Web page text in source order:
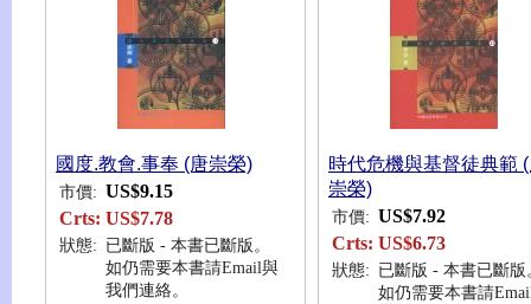
國度.教會.事奉 (唐崇榮)
市價: US$9.15
Crts: US$7.78
狀態: 已斷版 - 本書已斷版。
如仍需要本書請Email與
我們連絡。
時代危機與基督徒典範
崇榮)
市價: US$7.92
Crts: US$6.73
狀態: 已斷版 - 本書已斷版
如仍需要本書請